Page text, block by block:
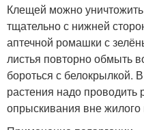
Клещей можно
тщательно с нижней
аптечной ромашки с
листья повторно обмыть
бороться с белокрылкой.
растения надо проводить
опрыскивания вне